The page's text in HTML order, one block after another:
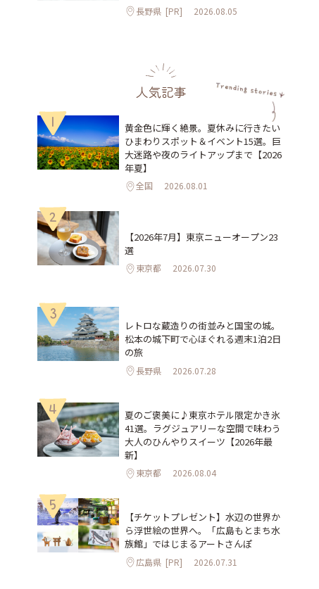
長野県 [PR] 2026.08.05
人気記事
1
黄金色に輝く絶景。夏休みに行きたい
ひまわりスポット＆イベント15選。巨
大迷路や夜のライトアップまで【2026
年夏】
全国 2026.08.01
2
【2026年7月】東京ニューオープン23
選
東京都 2026.07.30
3
レトロな蔵造りの街並みと国宝の城。
松本の城下町で心ほぐれる週末1泊2日
の旅
長野県 2026.07.28
4
夏のご褒美に♪東京ホテル限定かき氷
41選。ラグジュアリーな空間で味わう
大人のひんやりスイーツ【2026年最
新】
東京都 2026.08.04
5
【チケットプレゼント】水辺の世界か
ら浮世絵の世界へ。「広島もとまち水
族館」ではじまるアートさんぽ
広島県 [PR] 2026.07.31